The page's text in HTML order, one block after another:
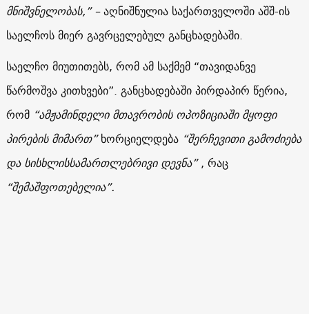
მნიშვნელობას,” –აღნიშნულია საქართველოში აშშ-ის
საელჩოს მიერ გავრცელებულ განცხადებაში.
საელჩო მიუთითებს, რომ ამ საქმემ “თავიდანვე
წარმოშვა კითხვები”. განცხადებაში პირდაპირ წერია,
რომ “ამჟამინდელი მთავრობის ოპოზიციაში მყოფი
პირების მიმართ”ხორციელდება “შერჩევითი გამოძიება
და სისხლისსამართლებრივი დევნა”, რაც
“შემაშფოთებელია”.